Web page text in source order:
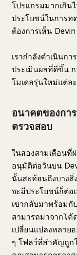
โปรแกรมมากเกิน
ประโยชน์ในการท
ต้องการเห็น
เรากำลังดำเนินก
ประเมินผลที่ดีขึ้น
โมเดลรุ่นใหม่แต่ล
อนาคตของกา
ตรวจสอบ
ในสองสามเดือนที่
อนุมัติต่อวันบน
นั้นสะท้อนถึงบางสิ่
จะมีประโยชน์ก็ต่อ
เขากลับมาพร้อมกั
สามารถมาจากโค้
เปลี่ยนแปลงหลาย
ๆ โฟลว์ที่สำคัญถูก